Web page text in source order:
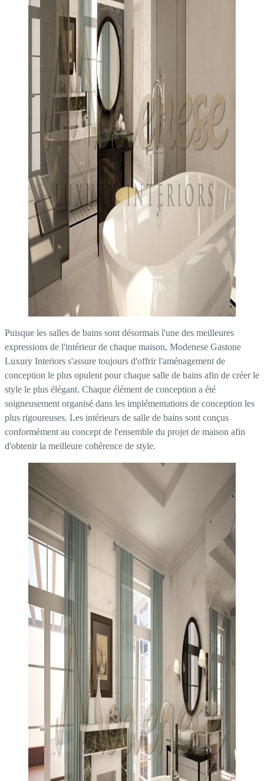
Puisque les salles de bains sont désormais l'une des meilleures
expressions de l'intérieur de chaque maison, Modenese Gastone
Luxury Interiors s'assure toujours d'offrir l'aménagement de
conception le plus opulent pour chaque salle de bains afin de créer le
style le plus élégant. Chaque élément de conception a été
soigneusement organisé dans les implémentations de conception les
plus rigoureuses. Les intérieurs de salle de bains sont conçus
conformément au concept de l'ensemble du projet de maison afin
d'obtenir la meilleure cohérence de style.